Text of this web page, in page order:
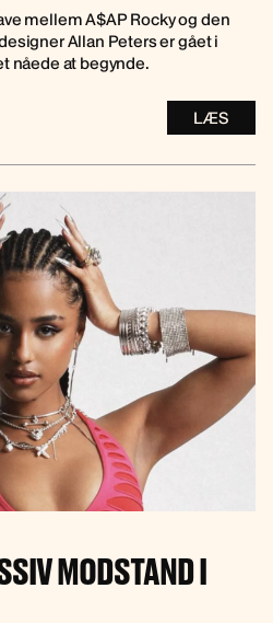
mellem A$AP Rocky og den
Allan Peters er gået i
nåede at begynde.
LÆS
MODSTAND I